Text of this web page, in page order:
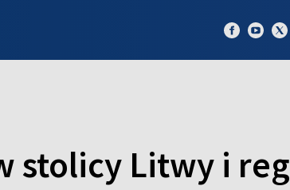
stolicy Litwy i